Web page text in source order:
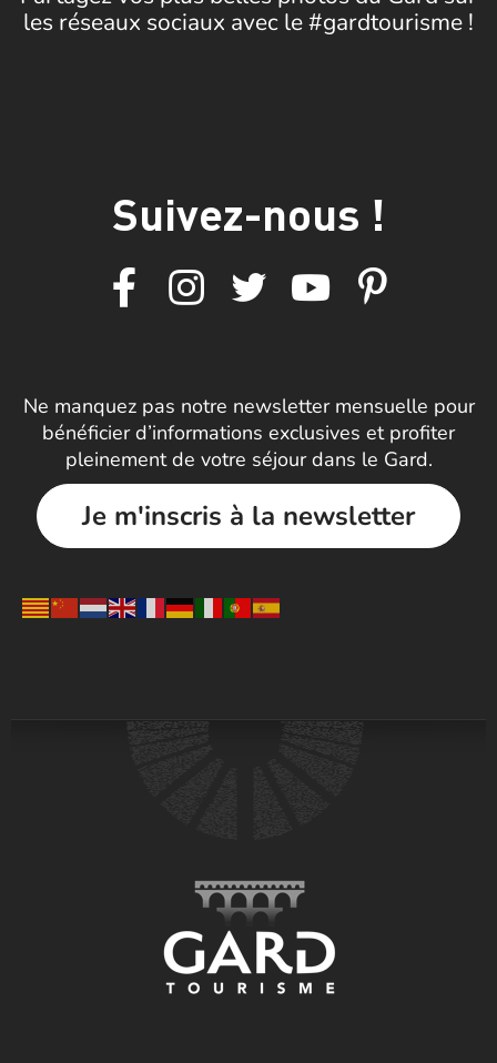
les réseaux sociaux avec le #gardtourisme !
Suivez-nous !
Ne manquez pas notre newsletter mensuelle pour
bénéficier d’informations exclusives et profiter
pleinement de votre séjour dans le Gard.
Je m'inscris à la newsletter